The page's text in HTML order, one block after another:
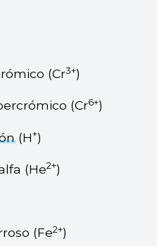
(Cr3+)
(Cr6+)
(H+)
(He2+)
(Fe2+)